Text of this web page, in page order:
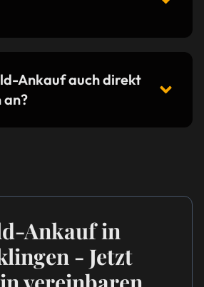
Ankauf auch direkt
an?
Ankauf in
- Jetzt